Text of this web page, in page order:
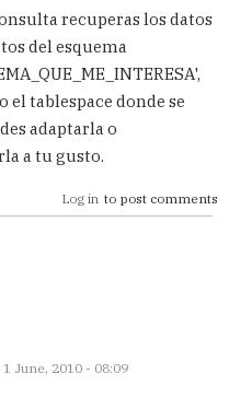
| partition_name) name,
       segment_type, tab
lespace_name,bytes,initi
al_extent,
INCREASE, extents, max_e
xtents
FROM dba_segments
WHERE owner= 'EL_ESQUEMA
tents > 1 order by 9 des
recuperas los datos
del esquema
el tablespace donde se
adaptarla o
a tu gusto.
Log in to post comments
1 June, 2010 - 08:09